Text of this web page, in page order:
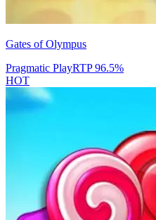
Gates of Olympus
Pragmatic PlayRTP96.5%
HOT